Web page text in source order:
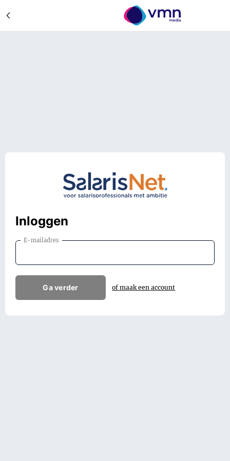
Inloggen
E-mailadres
Ga verder of maak een account